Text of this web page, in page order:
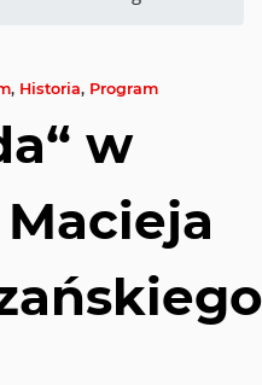
, Historia, Program
w